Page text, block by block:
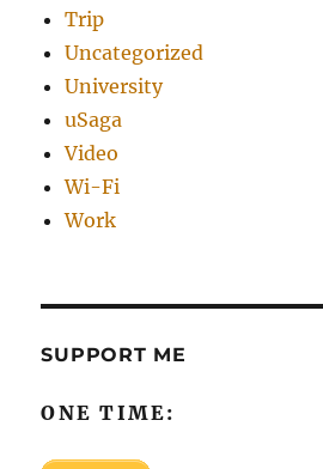
Trip
Uncategorized
University
uSaga
Video
Wi-Fi
Work
SUPPORT ME
ONE TIME: